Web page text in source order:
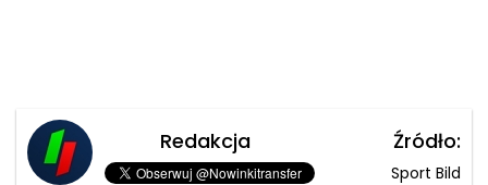
Redakcja Źródło:
Sport Bild